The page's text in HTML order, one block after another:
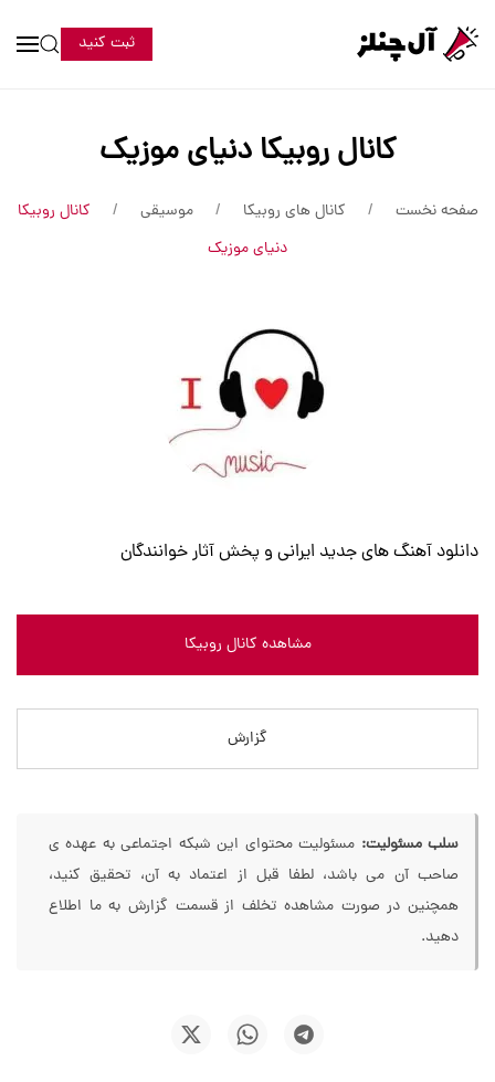
ثبت کنید
کانال روبیکا دنیای موزیک
صفحه نخست کانال های روبیکا موسیقی
کانال روبیکا
دنیای موزیک
دانلود آهنگ های جدید ایرانی و پخش آثار خوانندگان
مشاهده کانال روبیکا
گزارش
سلب مسئولیت: مسئولیت محتوای این شبکه اجتماعی به عهده ی
صاحب آن می باشد، لطفا قبل از اعتماد به آن، تحقیق کنید،
همچنین در صورت مشاهده تخلف از قسمت گزارش به ما اطلاع
دهید.